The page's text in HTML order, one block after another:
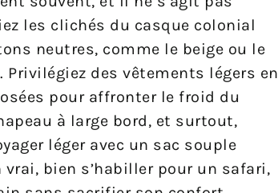
les clichés du casque colonial
neutres, comme le beige ou le
des vêtements légers en
pour affronter le froid du
à large bord, et surtout,
léger avec un sac souple
bien s’habiller pour un safari,